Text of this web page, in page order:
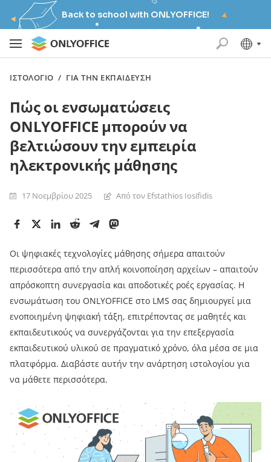
Back to school with ONLYOFFICE!
ΙΣΤΟΛΌΓΙΟ / ΓΙΑ ΤΗΝ ΕΚΠΑΊΔΕΥΣΗ
Πώς οι ενσωματώσεις
ONLYOFFICE μπορούν να
βελτιώσουν την εμπειρία
ηλεκτρονικής μάθησης
17 Νοεμβρίου 2025 Από τον Efstathios Iosifidis
Οι ψηφιακές τεχνολογίες μάθησης σήμερα απαιτούν
περισσότερα από την απλή κοινοποίηση αρχείων – απαιτούν
απρόσκοπτη συνεργασία και αποδοτικές ροές εργασίας. Η
ενσωμάτωση του ONLYOFFICE στο LMS σας δημιουργεί μια
ενοποιημένη ψηφιακή τάξη, επιτρέποντας σε μαθητές και
εκπαιδευτικούς να συνεργάζονται για την επεξεργασία
εκπαιδευτικού υλικού σε πραγματικό χρόνο, όλα μέσα σε μια
πλατφόρμα. Διαβάστε αυτήν την ανάρτηση ιστολογίου για
να μάθετε περισσότερα.